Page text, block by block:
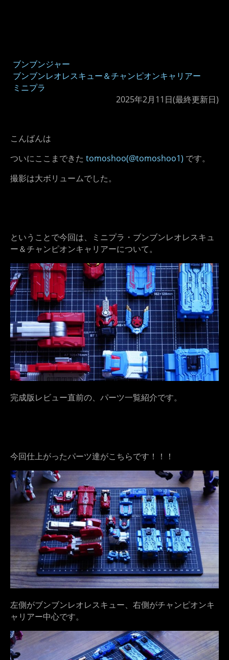
ブンブンジャー
ブンブンレオレスキュー＆チャンピオンキャリアー
ミニプラ
2025年2月11日(最終更新日)
こんばんは
ついにここまできた tomoshoo(@tomoshoo1) です。
撮影は大ボリュームでした。
ということで今回は、ミニプラ・ブンブンレオレスキュ
ー＆チャンピオンキャリアーについて。
完成版レビュー直前の、パーツ一覧紹介です。
今回仕上がったパーツ達がこちらです！！！
左側がブンブンレオレスキュー、右側がチャンピオンキ
ャリアー中心です。